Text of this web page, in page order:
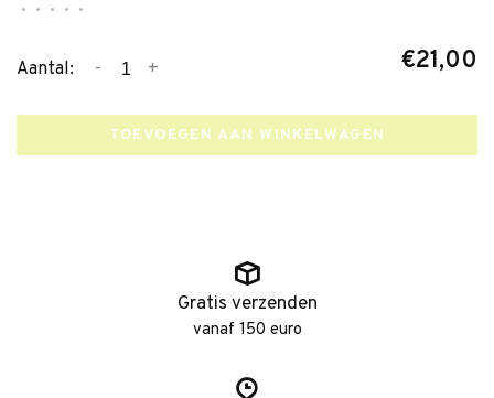
• • • • •
Aantal: +
- €21,00
TOEVOEGEN AAN WINKELWAGEN
Gratis verzenden
vanaf 150 euro